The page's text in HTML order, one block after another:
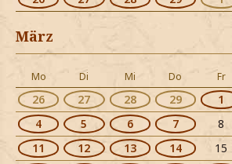
März
Mo Di Mi Do Fr
26 27 28 29 1
4
5 6 7 8
11
12 13 14 15